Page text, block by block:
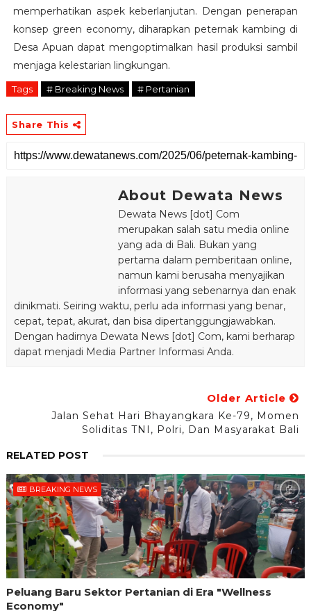
memperhatikan aspek keberlanjutan. Dengan penerapan
konsep green economy, diharapkan peternak kambing di
Desa Apuan dapat mengoptimalkan hasil produksi sambil
menjaga kelestarian lingkungan.
Tags # Breaking News # Pertanian
Share This
About Dewata News
Dewata News [dot] Com
merupakan salah satu media online
yang ada di Bali. Bukan yang
pertama dalam pemberitaan online,
namun kami berusaha menyajikan
informasi yang sebenarnya dan enak
dinikmati. Seiring waktu, perlu ada informasi yang benar,
cepat, tepat, akurat, dan bisa dipertanggungjawabkan.
Dengan hadirnya Dewata News [dot] Com, kami berharap
dapat menjadi Media Partner Informasi Anda.
Older Article
Jalan Sehat Hari Bhayangkara Ke-79, Momen
Soliditas TNI, Polri, Dan Masyarakat Bali
RELATED POST
BREAKING NEWS
Peluang Baru Sektor Pertanian di Era "Wellness
Economy"